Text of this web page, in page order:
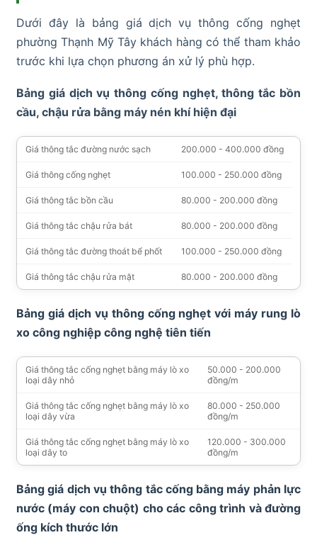
Dưới đây là bảng giá dịch vụ thông cống nghẹt
phường Thạnh Mỹ Tây khách hàng có thể tham khảo
trước khi lựa chọn phương án xử lý phù hợp.
Bảng giá dịch vụ thông cống nghẹt, thông tắc bồn
cầu, chậu rửa bằng máy nén khí hiện đại
Giá thông tắc đường nước sạch 200.000 - 400.000 đồng
Giá thông cống nghẹt 100.000 - 250.000 đồng
Giá thông tắc bồn cầu 80.000 - 200.000 đồng
Giá thông tắc chậu rửa bát 80.000 - 200.000 đồng
Giá thông tắc đường thoát bể phốt 100.000 - 250.000 đồng
Giá thông tắc chậu rửa mặt 80.000 - 200.000 đồng
Bảng giá dịch vụ thông cống nghẹt với máy rung lò
xo công nghiệp công nghệ tiên tiến
Giá thông tắc cống nghẹt bằng máy lò xo
loại dây nhỏ
50.000 - 200.000
đồng/m
Giá thông tắc cống nghẹt bằng máy lò xo
loại dây vừa
80.000 - 250.000
đồng/m
Giá thông tắc cống nghẹt bằng máy lò xo
loại dây to
120.000 - 300.000
đồng/m
Bảng giá dịch vụ thông tắc cống bằng máy phản lực
nước (máy con chuột) cho các công trình và đường
ống kích thước lớn